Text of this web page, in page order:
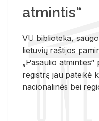
atmintis“
VU biblioteka,
lietuvių raštijos
„Pasaulio
registrą jau pateikė
nacionalinės bei